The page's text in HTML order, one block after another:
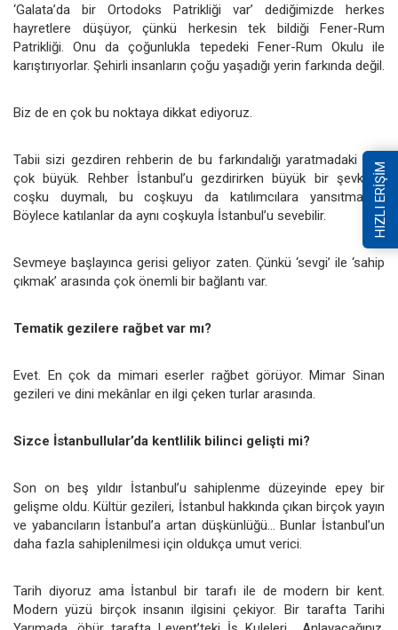
‘Galata’da bir Ortodoks Patrikliği var’ dediğimizde herkes
hayretlere düşüyor, çünkü herkesin tek bildiği Fener-Rum
Patrikliği. Onu da çoğunlukla tepedeki Fener-Rum Okulu ile
karıştırıyorlar. Şehirli insanların çoğu yaşadığı yerin farkında değil.
Biz de en çok bu noktaya dikkat ediyoruz.
Tabii sizi gezdiren rehberin de bu farkındalığı yaratmadaki rolü
çok büyük. Rehber İstanbul’u gezdirirken büyük bir şevk ve
coşku duymalı, bu coşkuyu da katılımcılara yansıtmalıdır.
Böylece katılanlar da aynı coşkuyla İstanbul’u sevebilir.
Sevmeye başlayınca gerisi geliyor zaten. Çünkü ‘sevgi’ ile ‘sahip
çıkmak’ arasında çok önemli bir bağlantı var.
Tematik gezilere rağbet var mı?
Evet. En çok da mimari eserler rağbet görüyor. Mimar Sinan
gezileri ve dini mekânlar en ilgi çeken turlar arasında.
Sizce İstanbullular’da kentlilik bilinci gelişti mi?
Son on beş yıldır İstanbul’u sahiplenme düzeyinde epey bir
gelişme oldu. Kültür gezileri, İstanbul hakkında çıkan birçok yayın
ve yabancıların İstanbul’a artan düşkünlüğü... Bunlar İstanbul’un
daha fazla sahiplenilmesi için oldukça umut verici.
Tarih diyoruz ama İstanbul bir tarafı ile de modern bir kent.
Modern yüzü birçok insanın ilgisini çekiyor. Bir tarafta Tarihi
HIZLI ERİŞİM